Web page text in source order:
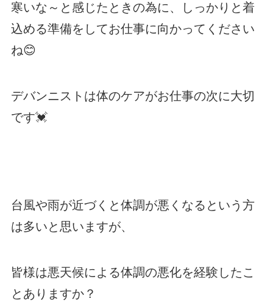
寒いな～と感じたときの為に、しっかりと着
込める準備をしてお仕事に向かってください
ね😊
デバンニストは体のケアがお仕事の次に大切
です💓
台風や雨が近づくと体調が悪くなるという方
は多いと思いますが、
皆様は悪天候による体調の悪化を経験したこ
とありますか？